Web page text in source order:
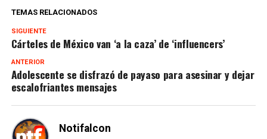
TEMAS RELACIONADOS
SIGUIENTE
Cárteles de México van ‘a la caza’ de ‘influencers’
ANTERIOR
Adolescente se disfrazó de payaso para asesinar y dejar
escalofriantes mensajes
Notifalcon